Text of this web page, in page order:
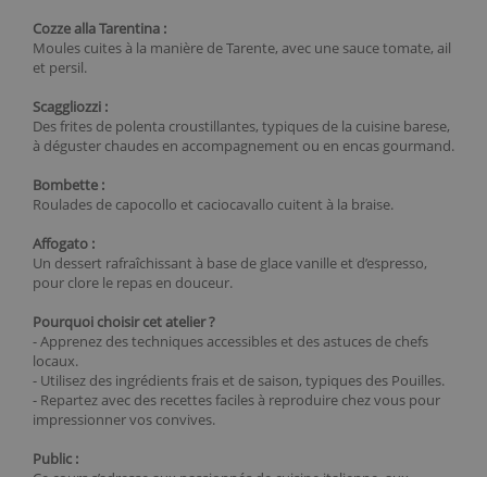
Cozze alla Tarentina :
Moules cuites à la manière de Tarente, avec une sauce tomate, ail
et persil.
Scaggliozzi :
Des frites de polenta croustillantes, typiques de la cuisine barese,
à déguster chaudes en accompagnement ou en encas gourmand.
Bombette :
Roulades de capocollo et caciocavallo cuitent à la braise.
Affogato :
Un dessert rafraîchissant à base de glace vanille et d’espresso,
pour clore le repas en douceur.
Pourquoi choisir cet atelier ?
- Apprenez des techniques accessibles et des astuces de chefs
locaux.
- Utilisez des ingrédients frais et de saison, typiques des Pouilles.
- Repartez avec des recettes faciles à reproduire chez vous pour
impressionner vos convives.
Public :